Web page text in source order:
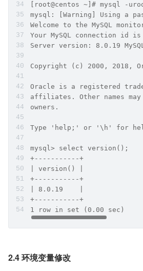
[root@centos ~]# mysql -
mysql: [Warning] Using a
Welcome to the MySQL
Your MySQL connection id is
Server version: 8.0.19
Copyright (c) 2000,
Oracle is a registered
affiliates. Other names
owners.
Type 'help;' or '\h' for
mysql> select version();
+-----------+
| version() |
+-----------+
| 8.0.19    |
+-----------+
1 row in set (0.00 sec)
2.4 环境变量修改